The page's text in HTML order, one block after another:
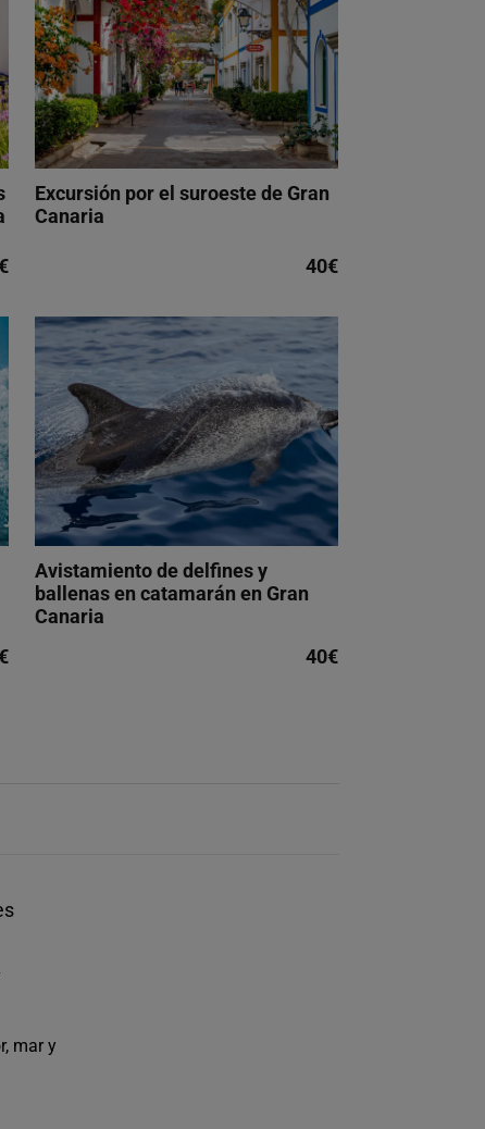
Excursión por el suroeste de Gran
Canaria
40€
Avistamiento de delfines y
ballenas en catamarán en Gran
Canaria
40€
mar y